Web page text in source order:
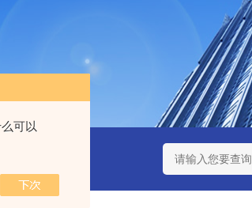
可以
周边传动半桥式